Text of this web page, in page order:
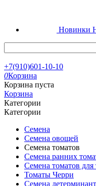
Новинки
+7(910)601-10-10
0Корзина
Корзина пуста
Корзина
Категории
Категории
Семена
Семена овощей
Семена томатов
Семена ранних
Семена томатов
Томаты Черри
Семена